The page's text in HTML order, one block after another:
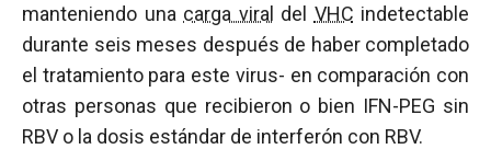
manteniendo una carga viral del VHC indetectable
durante seis meses después de haber completado
el tratamiento para este virus- en comparación con
otras personas que recibieron o bien IFN-PEG sin
RBV o la dosis estándar de interferón con RBV.